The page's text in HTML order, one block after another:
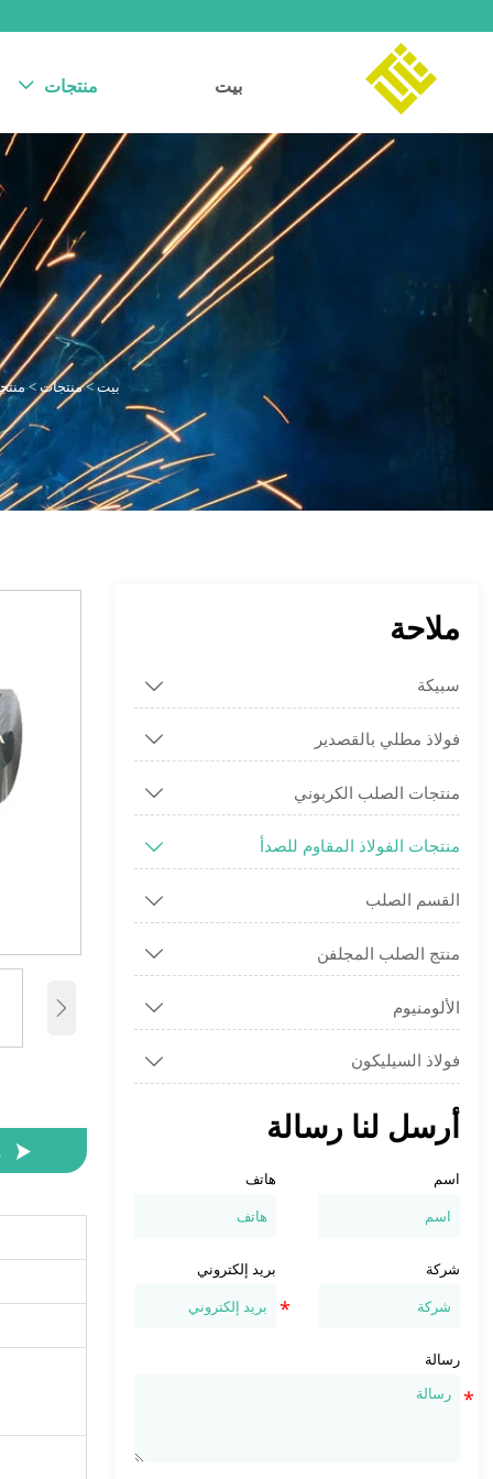
بيت منتجات 
بيت>منتجات >
ملاحة
سبيكة 
فولاذ مطلي بالقصدير 
منتجات الصلب الكربوني 
منتجات الفولاذ المقاوم للصدأ 
القسم الصلب 
منتج الصلب المجلفن 
الألومنيوم 
فولاذ السيليكون 
أرسل لنا رسالة
اسم هاتف
شركة بريد إلكتروني
رسالة

